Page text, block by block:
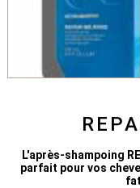
L'après-shampoing
parfait pour vos